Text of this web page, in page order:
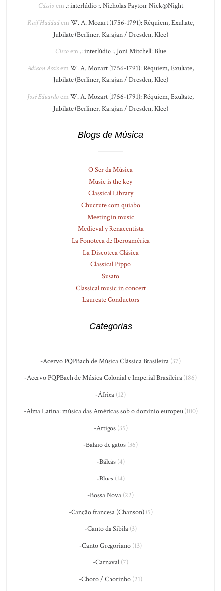
Cássioem .: interlúdio :. Nicholas Payton: Nick@Night
Raif Haddadem W. A. Mozart (1756-1791): Réquiem, Exultate,
Jubilate (Berliner, Karajan / Dresden, Klee)
Ciscoem .: interlúdio :. Joni Mitchell: Blue
Adilson Assisem W. A. Mozart (1756-1791): Réquiem, Exultate,
Jubilate (Berliner, Karajan / Dresden, Klee)
José Eduardoem W. A. Mozart (1756-1791): Réquiem, Exultate,
Jubilate (Berliner, Karajan / Dresden, Klee)
Blogs de Música
O Ser da Música
Music is the key
Classical Library
Chucrute com quiabo
Meeting in music
Medieval y Renacentista
La Fonoteca de Iberoamérica
La Discoteca Clásica
Classical Pippo
Susato
Classical music in concert
Laureate Conductors
Categorias
-Acervo PQPBach de Música Clássica Brasileira (37)
-Acervo PQPBach de Música Colonial e Imperial Brasileira (186)
-África (12)
-Alma Latina: música das Américas sob o domínio europeu(100)
-Artigos(35)
-Balaio de gatos (36)
-Bálcãs(4)
-Blues(14)
-Bossa Nova (22)
-Canção francesa (Chanson)(5)
-Canto da Sibila(3)
-Canto Gregoriano (13)
-Carnaval (7)
-Choro / Chorinho (21)